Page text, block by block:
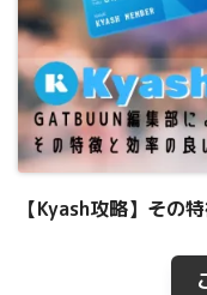
【Kyash攻略】その